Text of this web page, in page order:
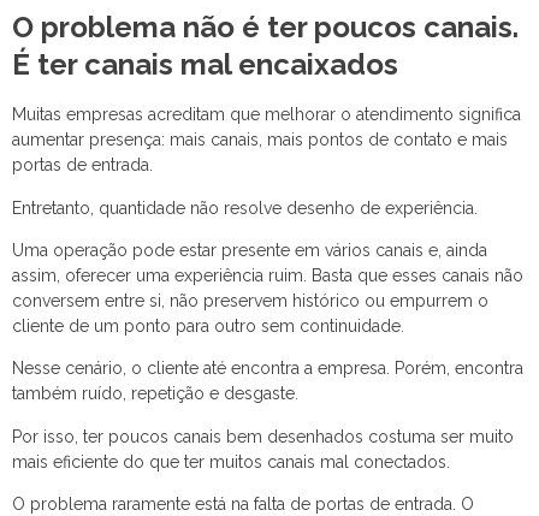
O problema não é ter poucos canais.
É ter canais mal encaixados
Muitas empresas acreditam que melhorar o atendimento significa
aumentar presença: mais canais, mais pontos de contato e mais
portas de entrada.
Entretanto, quantidade não resolve desenho de experiência.
Uma operação pode estar presente em vários canais e, ainda
assim, oferecer uma experiência ruim. Basta que esses canais não
conversem entre si, não preservem histórico ou empurrem o
cliente de um ponto para outro sem continuidade.
Nesse cenário, o cliente até encontra a empresa. Porém, encontra
também ruído, repetição e desgaste.
Por isso, ter poucos canais bem desenhados costuma ser muito
mais eficiente do que ter muitos canais mal conectados.
O problema raramente está na falta de portas de entrada. O